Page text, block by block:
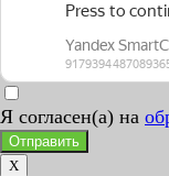
Я согласен(а) на
Отправить
X